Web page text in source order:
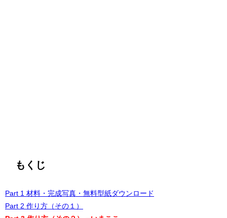
もくじ
Part 1 材料・完成写真・無料型紙ダウンロード
Part 2 作り方（その１）